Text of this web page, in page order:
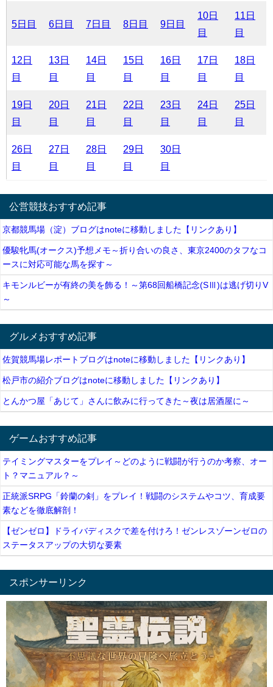
5日目 6日目 7日目 8日目 9日目
10日
目
11日
目
12日
目
13日
目
14日
目
15日
目
16日
目
17日
目
18日
目
19日
目
20日
目
21日
目
22日
目
23日
目
24日
目
25日
目
26日
目
27日
目
28日
目
29日
目
30日
目
公営競技おすすめ記事
京都競馬場（淀）ブログはnoteに移動しました【リンクあり】
優駿牝馬(オークス)予想メモ～折り合いの良さ、東京2400のタフなコ
ースに対応可能な馬を探す～
キモンルビーが有終の美を飾る！～第68回船橋記念(SⅢ)は逃げ切りV
～
グルメおすすめ記事
佐賀競馬場レポートブログはnoteに移動しました【リンクあり】
松戸市の紹介ブログはnoteに移動しました【リンクあり】
とんかつ屋「あじて」さんに飲みに行ってきた～夜は居酒屋に～
ゲームおすすめ記事
テイミングマスターをプレイ～どのように戦闘が行うのか考察、オー
ト？マニュアル？～
正統派SRPG「鈴蘭の剣」をプレイ！戦闘のシステムやコツ、育成要
素などを徹底解剖！
【ゼンゼロ】ドライバディスクで差を付けろ！ゼンレスゾーンゼロの
ステータスアップの大切な要素
スポンサーリンク